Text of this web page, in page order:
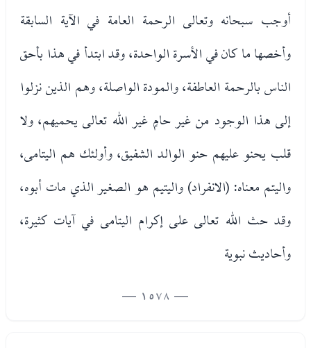
أوجب سبحانه وتعالى الرحمة العامة في الآية السابقة
وأخصها ما كان في الأسرة الواحدة، وقد ابتدأ في هذا بأحق
الناس بالرحمة العاطفة، والمودة الواصلة، وهم الذين نزلوا
إلى هذا الوجود من غير حامٍ غير الله تعالى يحميهم، ولا
قلب يحنو عليهم حنو الوالد الشفيق، وأولئك هم اليتامى،
واليتم معناه: (الانفراد) واليتيم هو الصغير الذي مات أبوه،
وقد حث الله تعالى على إكرام اليتامى في آيات كثيرة،
وأحاديث نبوية
— 1578 —